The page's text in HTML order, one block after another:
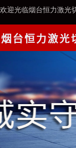
欢迎光临烟台恒力激光